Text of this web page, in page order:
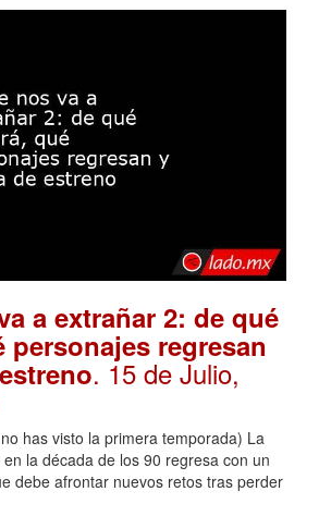
a extrañar 2: de qué
personajes regresan
. 15 de Julio,
has visto la primera temporada) La
la década de los 90 regresa con un
debe afrontar nuevos retos tras perder